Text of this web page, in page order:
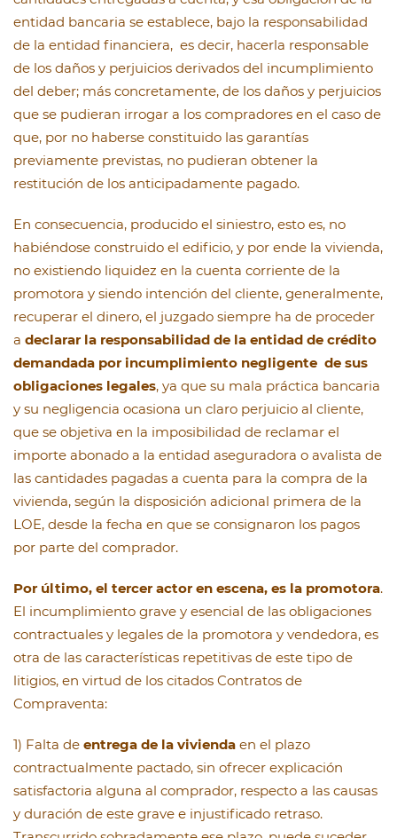
entidad bancaria se establece, bajo la responsabilidad
de la entidad financiera, es decir, hacerla responsable
de los daños y perjuicios derivados del incumplimiento
del deber; más concretamente, de los daños y perjuicios
que se pudieran irrogar a los compradores en el caso de
que, por no haberse constituido las garantías
previamente previstas, no pudieran obtener la
restitución de los anticipadamente pagado.
En consecuencia, producido el siniestro, esto es, no
habiéndose construido el edificio, y por ende la vivienda,
no existiendo liquidez en la cuenta corriente de la
promotora y siendo intención del cliente, generalmente,
recuperar el dinero, el juzgado siempre ha de proceder
a declarar la responsabilidad de la entidad de crédito
demandada por incumplimiento negligente de sus
obligaciones legales, ya que su mala práctica bancaria
y su negligencia ocasiona un claro perjuicio al cliente,
que se objetiva en la imposibilidad de reclamar el
importe abonado a la entidad aseguradora o avalista de
las cantidades pagadas a cuenta para la compra de la
vivienda, según la disposición adicional primera de la
LOE, desde la fecha en que se consignaron los pagos
por parte del comprador.
Por último, el tercer actor en escena, es la promotora.
El incumplimiento grave y esencial de las obligaciones
contractuales y legales de la promotora y vendedora, es
otra de las características repetitivas de este tipo de
litigios, en virtud de los citados Contratos de
Compraventa:
1) Falta de entrega de la vivienda en el plazo
contractualmente pactado, sin ofrecer explicación
satisfactoria alguna al comprador, respecto a las causas
y duración de este grave e injustificado retraso.